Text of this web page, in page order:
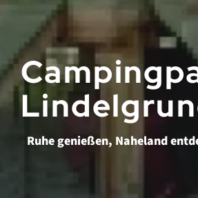
Ruhe genießen, Naheland